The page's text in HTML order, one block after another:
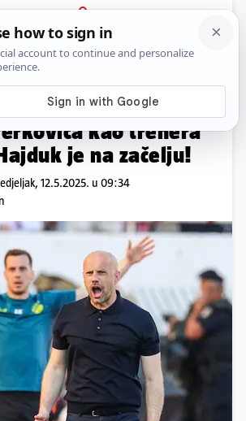
PRIJAVA
Sport Komentari
ljestvicu HNL-a od
kao trenera
je na začelju!
12.5.2025. u 09:34